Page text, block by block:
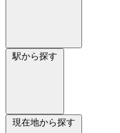
駅から探す
現在地から探す